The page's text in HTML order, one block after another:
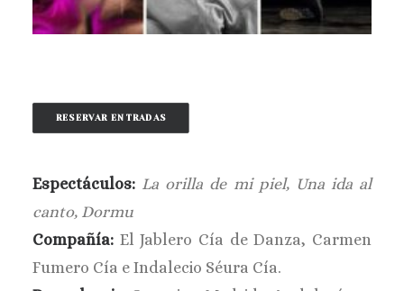
CONTACTO
RESERVAR ENTRADAS
Espectáculos: La orilla de mi piel, Una ida al
canto, Dormu
Compañía: El Jablero Cía de Danza, Carmen
Fumero Cía e Indalecio Séura Cía.